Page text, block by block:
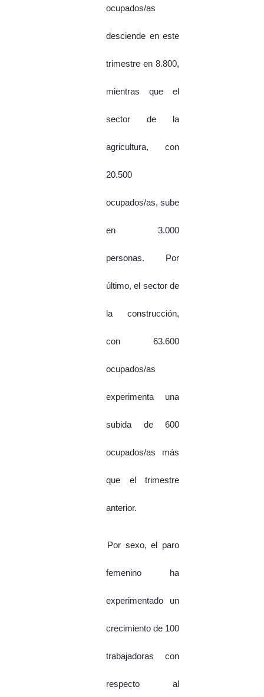
ocupados/as
desciende en este
trimestre en 8.800,
mientras que el
sector de la
agricultura, con
20.500
ocupados/as, sube
en 3.000
personas. Por
último, el sector de
la construcción,
con 63.600
ocupados/as
experimenta una
subida de 600
ocupados/as más
que el trimestre
anterior.
Por sexo, el paro
femenino ha
experimentado un
crecimiento de 100
trabajadoras con
respecto al